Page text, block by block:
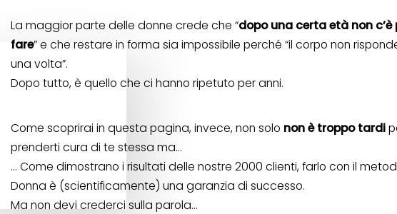
La maggior parte delle donne crede che “dopo una certa età non
fare” e che restare in forma sia impossibile perché “il corpo non
una volta”.
Dopo tutto, è quello che ci hanno ripetuto per anni.
Come scoprirai in questa pagina, invece, non solo non è troppo tardi
prenderti cura di te stessa ma…
… Come dimostrano i risultati delle nostre 2000 clienti, farlo con il
Donna è (scientificamente) una garanzia di successo.
Ma non devi crederci sulla parola…